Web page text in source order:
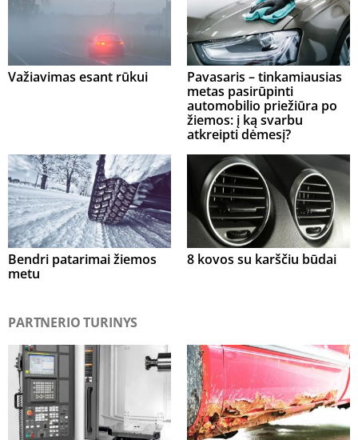
Važiavimas esant rūkui
Pavasaris – tinkamiausias
metas pasirūpinti
automobilio priežiūra po
žiemos: į ką svarbu
atkreipti dėmesį?
Bendri patarimai žiemos
metu
8 kovos su karščiu būdai
PARTNERIO TURINYS